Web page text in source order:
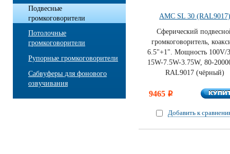
Подвесные
громкоговорители
Потолочные
громкоговорители
Рупорные громкоговорители
Сабвуферы для фонового
озвучивания
AMC SL 30
Сферический
громкоговоритель,
6.5"+1". Мощность 100V/
15W-7.5W-3.75W, 80-
RAL9017 (чёрный)
9465 i
Добавить к